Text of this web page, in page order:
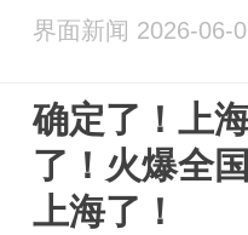
界面新闻 2026-06-
确定了！上
了！火爆全
上海了！